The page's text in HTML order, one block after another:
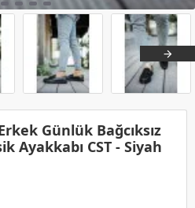
Günlük Bağcıksız
Ayakkabı CST - Siyah